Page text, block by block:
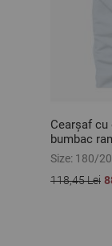
Cearșaf cu
bumbac
Size: 180/
118,45 Lei